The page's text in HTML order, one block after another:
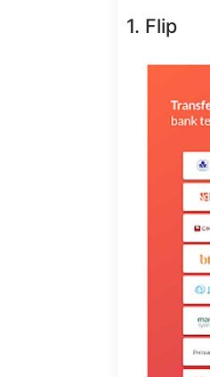
1. Flip